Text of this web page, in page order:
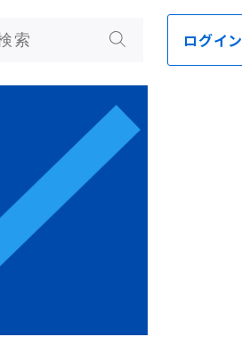
ログイン